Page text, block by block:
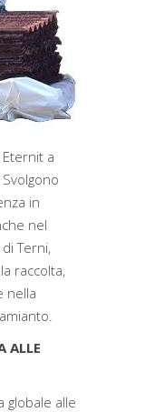
a
in
nel
Terni,
raccolta,
nella
ALLE
globale alle